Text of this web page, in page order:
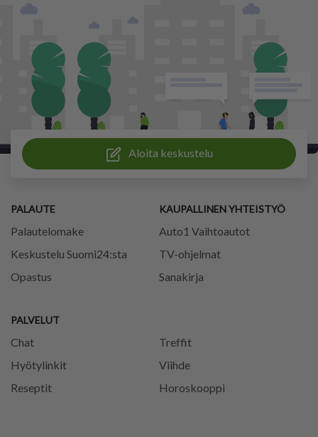
Aloita keskustelu
PALAUTE
Palautelomake
Keskustelu Suomi24:sta
Opastus
PALVELUT
Chat
Treffit
Hyötylinkit
Viihde
Reseptit
Horoskooppi
KAUPALLINEN YHTEISTYÖ
Auto1 Vaihtoautot
TV-ohjelmat
Sanakirja